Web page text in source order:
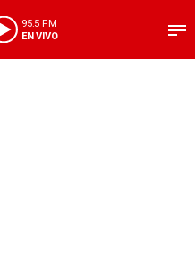
95.5 FM
EN VIVO